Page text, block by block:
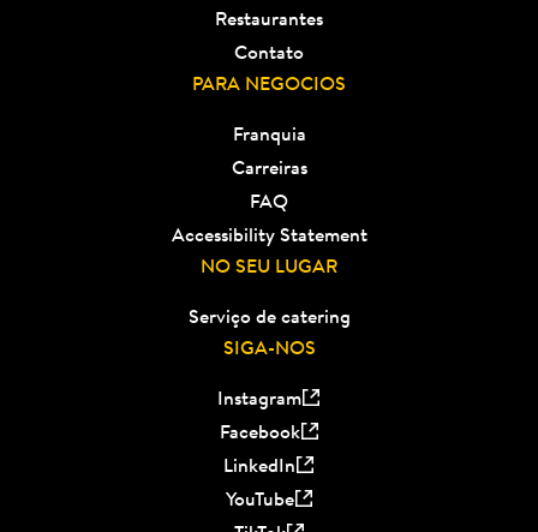
Restaurantes
Contato
PARA NEGOCIOS
Franquia
Carreiras
FAQ
Accessibility Statement
NO SEU LUGAR
Serviço de catering
SIGA-NOS
Instagram
Facebook
LinkedIn
YouTube